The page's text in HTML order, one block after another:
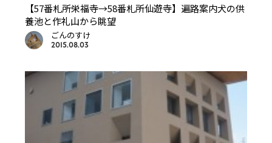
【57番札所栄福寺→58番札所仙遊寺】遍路案内犬の供
養池と作礼山から眺望
ごんのすけ
2015.08.03